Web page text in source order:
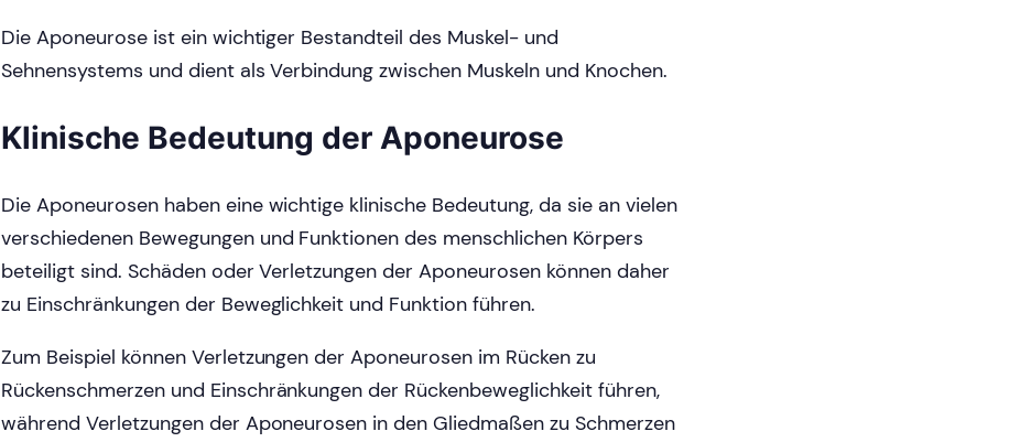
Die Aponeurose ist ein wichtiger Bestandteil des Muskel- und
Sehnensystems und dient als Verbindung zwischen Muskeln und Knochen.
Klinische Bedeutung der Aponeurose
Die Aponeurosen haben eine wichtige klinische Bedeutung, da sie an vielen
verschiedenen Bewegungen und Funktionen des menschlichen Körpers
beteiligt sind. Schäden oder Verletzungen der Aponeurosen können daher
zu Einschränkungen der Beweglichkeit und Funktion führen.
Zum Beispiel können Verletzungen der Aponeurosen im Rücken zu
Rückenschmerzen und Einschränkungen der Rückenbeweglichkeit führen,
während Verletzungen der Aponeurosen in den Gliedmaßen zu Schmerzen